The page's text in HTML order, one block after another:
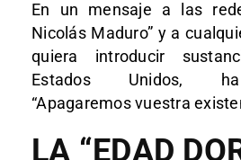
En un mensaje a las
Nicolás Maduro” y a
quiera introducir
Estados Unidos, ha
“Apagaremos vuestra
LA “EDAD